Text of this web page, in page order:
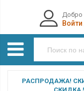
Добро
Войти
РАСПРОДАЖА!